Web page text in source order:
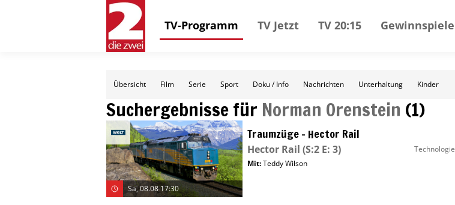
TV-Programm TV Jetzt TV 20:15 Gewinnspiele
Übersicht Film Serie Sport Doku / Info Nachrichten Unterhaltung Kinder
Suchergebnisse für Norman Orenstein (1)
Sa, 08.08 17:30
Traumzüge – Hector Rail
Hector Rail (S:2 E: 3) Technologie
Mit:Teddy Wilson